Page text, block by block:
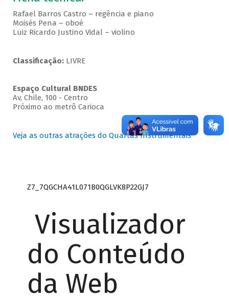
Rafael Barros Castro – regência e piano
Moisés Pena – oboé
Luiz Ricardo Justino Vidal – violino
Classificação:LIVRE
Espaço Cultural BNDES
Av, Chile, 100 - Centro
Próximo ao metrô Carioca
Veja as outras atrações do Quartas Instrumentais
Z7_7QGCHA41L071B0QGLVK8P22GJ7
Visualizador
do Conteúdo
da Web